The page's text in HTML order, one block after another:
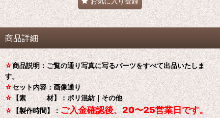
商品詳細
☆商品説明：ご覧の通り写真に写るパーツをすべて出品いたしま
す。
☆セット内容：画像通り
☆【素 材】：ポリ混紡｜その他
☆【製作時間】：ご入金確認後、20〜25営業日です。